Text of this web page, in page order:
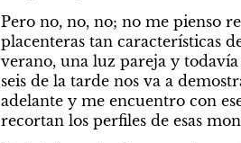
Pero no, no, no; no me pienso
placenteras tan características
verano, una luz pareja y todavía
seis de la tarde nos va a
adelante y me encuentro con
recortan los perfiles de esas